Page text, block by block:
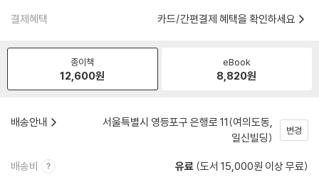
결제혜택 카드/간편결제 혜택을 확인하세요
종이책
12,600원
eBook
8,820원
배송안내
서울특별시 영등포구 은행로 11(여의도동,
일신빌딩)
변경
배송비 유료 (도서 15,000원 이상 무료)